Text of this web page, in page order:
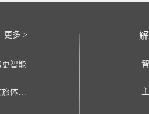
更多 >
智能
景运管家智慧导览系统：重塑文旅体验的数字化新引擎